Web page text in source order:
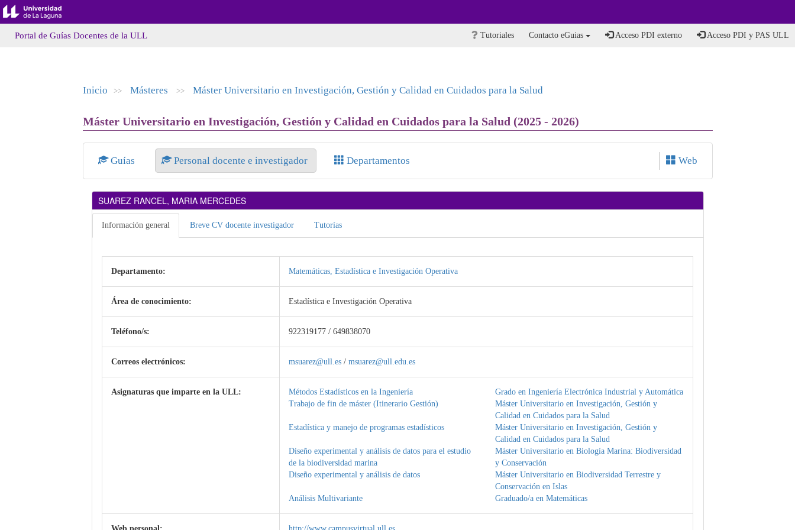
Portal de Guías Docentes de la ULL Tutoriales Contacto eGuias Acceso PDI externo Acceso PDI y PAS ULL
Inicio >> Másteres >> Máster Universitario en Investigación, Gestión y Calidad en Cuidados para la Salud
Máster Universitario en Investigación, Gestión y Calidad en Cuidados para la Salud (2025 - 2026)
Guías Personal docente e investigador Departamentos Web
SUAREZ RANCEL, MARIA MERCEDES
Información general Breve CV docente investigador Tutorías
Departamento: Matemáticas, Estadística e Investigación Operativa
Área de conocimiento: Estadística e Investigación Operativa
Teléfono/s: 922319177 / 649838070
Correos electrónicos: msuarez@ull.es/ msuarez@ull.edu.es
Asignaturas que imparte en la ULL: Métodos Estadísticos en la Ingeniería
Grado en Ingeniería Electrónica Industrial y Automática
Trabajo de fin de máster (Itinerario Gestión)
Máster Universitario en Investigación, Gestión y
Calidad en Cuidados para la Salud
Estadística y manejo de programas estadísticos
Máster Universitario en Investigación, Gestión y
Calidad en Cuidados para la Salud
Diseño experimental y análisis de datos para el estudio
de la biodiversidad marina
Máster Universitario en Biología Marina: Biodiversidad
y Conservación
Diseño experimental y análisis de datos
Máster Universitario en Biodiversidad Terrestre y
Conservación en Islas
Análisis Multivariante
Graduado/a en Matemáticas